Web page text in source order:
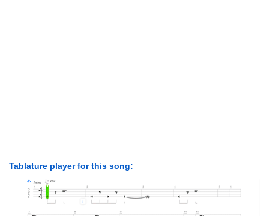
Tablature player for this song: